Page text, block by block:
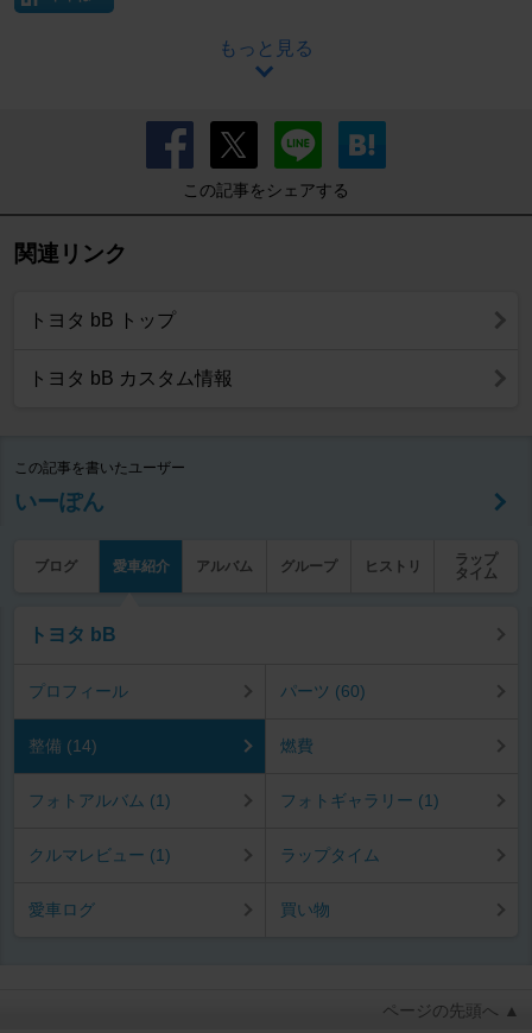
もっと見る
この記事をシェアする
関連リンク
トヨタ bB トップ
トヨタ bB カスタム情報
この記事を書いたユーザー
いーぽん
ブログ 愛車紹介 アルバム グループ ヒストリ
ラップ
タイム
トヨタ bB
プロフィール パーツ (60)
整備 (14) 燃費
フォトアルバム (1) フォトギャラリー (1)
クルマレビュー (1) ラップタイム
愛車ログ 買い物
ページの先頭へ ▲